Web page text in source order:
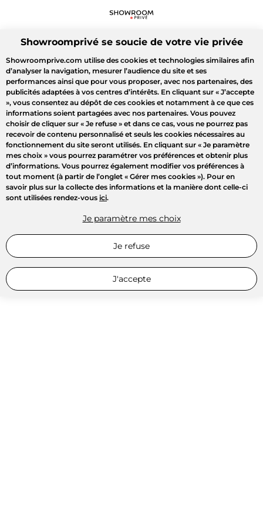
Showroomprivé se soucie de votre vie privée
Showroomprive.com utilise des cookies et technologies similaires afin
d’analyser la navigation, mesurer l’audience du site et ses
performances ainsi que pour vous proposer, avec nos partenaires, des
publicités adaptées à vos centres d’intérêts. En cliquant sur « J’accepte
», vous consentez au dépôt de ces cookies et notamment à ce que ces
informations soient partagées avec nos partenaires. Vous pouvez
choisir de cliquer sur « Je refuse » et dans ce cas, vous ne pourrez pas
recevoir de contenu personnalisé et seuls les cookies nécessaires au
fonctionnement du site seront utilisés. En cliquant sur « Je paramètre
mes choix » vous pourrez paramétrer vos préférences et obtenir plus
d’informations. Vous pourrez également modifier vos préférences à
tout moment (à partir de l’onglet « Gérer mes cookies »). Pour en
savoir plus sur la collecte des informations et la manière dont celle-ci
sont utilisées rendez-vous ici.
Je paramètre mes choix
Je refuse
J'accepte